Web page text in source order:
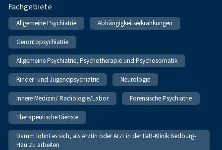
Fachgebiete
Allgemeine Psychiatrie Abhängigkeitserkrankungen
Gerontopsychiatrie
Allgemeine Psychiatrie, Psychotherapie und Psychosomatik
Kinder- und Jugendpsychiatrie Neurologie
Innere Medizin/ Radiologie/Labor Forensische Psychiatrie
Therapeutische Dienste
Darum lohnt es sich, als Ärztin oder Arzt in der LVR-Klinik Bedburg-
Hau zu arbeiten